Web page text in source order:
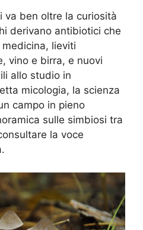
va ben oltre la curiosità
derivano antibiotici che
lieviti
vino e birra, e nuovi
allo studio in
micologia, la scienza
campo in pieno
sulle simbiosi tra
la voce